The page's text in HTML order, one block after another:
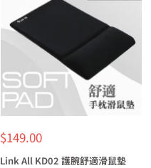
特
價
$149.00
Link All KD02 護腕舒適滑鼠墊